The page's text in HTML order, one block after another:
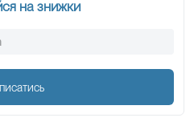
на знижки